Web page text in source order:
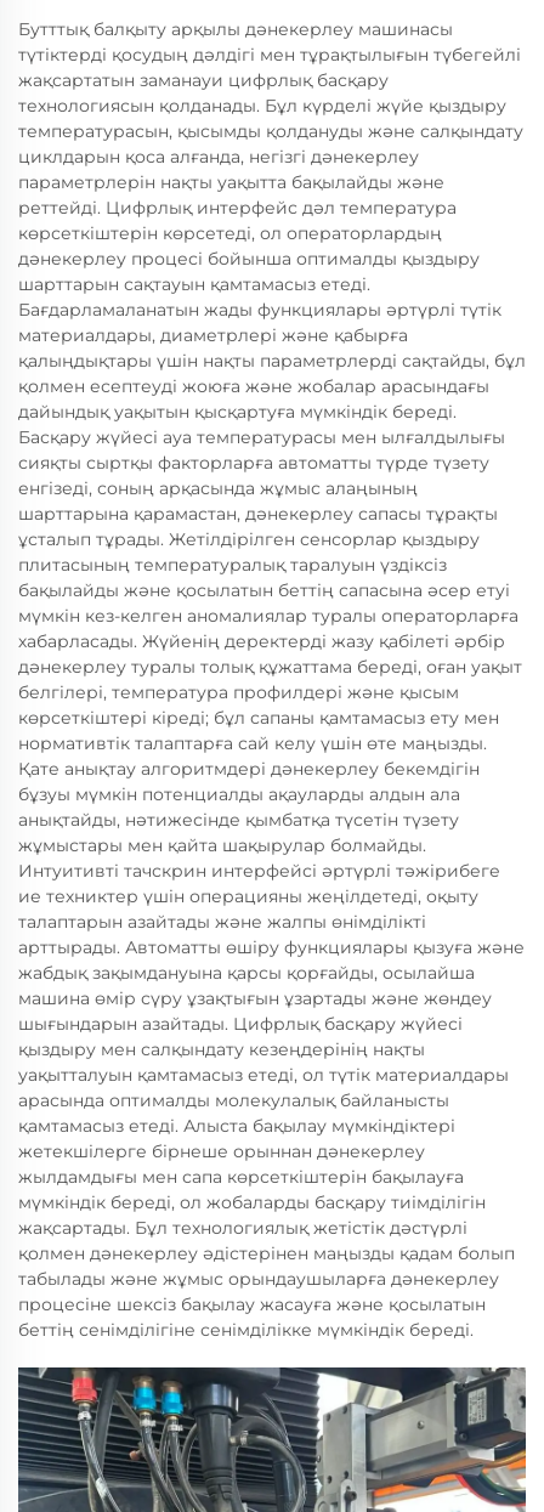
Бутттық балқыту арқылы дәнекерлеу машинасы
түтіктерді қосудың дәлдігі мен тұрақтылығын түбегейлі
жақсартатын заманауи цифрлық басқару
технологиясын қолданады. Бұл күрделі жүйе қыздыру
температурасын, қысымды қолдануды және салқындату
циклдарын қоса алғанда, негізгі дәнекерлеу
параметрлерін нақты уақытта бақылайды және
реттейді. Цифрлық интерфейс дәл температура
көрсеткіштерін көрсетеді, ол операторлардың
дәнекерлеу процесі бойынша оптималды қыздыру
шарттарын сақтауын қамтамасыз етеді.
Бағдарламаланатын жады функциялары әртүрлі түтік
материалдары, диаметрлері және қабырға
қалыңдықтары үшін нақты параметрлерді сақтайды, бұл
қолмен есептеуді жоюға және жобалар арасындағы
дайындық уақытын қысқартуға мүмкіндік береді.
Басқару жүйесі ауа температурасы мен ылғалдылығы
сияқты сыртқы факторларға автоматты түрде түзету
енгізеді, соның арқасында жұмыс алаңының
шарттарына қарамастан, дәнекерлеу сапасы тұрақты
ұсталып тұрады. Жетілдірілген сенсорлар қыздыру
плитасының температуралық таралуын үздіксіз
бақылайды және қосылатын беттің сапасына әсер етуі
мүмкін кез-келген аномалиялар туралы операторларға
хабарласады. Жүйенің деректерді жазу қабілеті әрбір
дәнекерлеу туралы толық құжаттама береді, оған уақыт
белгілері, температура профилдері және қысым
көрсеткіштері кіреді; бұл сапаны қамтамасыз ету мен
нормативтік талаптарға сай келу үшін өте маңызды.
Қате анықтау алгоритмдері дәнекерлеу бекемдігін
бұзуы мүмкін потенциалды ақауларды алдын ала
анықтайды, нәтижесінде қымбатқа түсетін түзету
жұмыстары мен қайта шақырулар болмайды.
Интуитивті тачскрин интерфейсі әртүрлі тәжірибеге
ие техниктер үшін операцияны жеңілдетеді, оқыту
талаптарын азайтады және жалпы өнімділікті
арттырады. Автоматты өшіру функциялары қызуға және
жабдық зақымдануына қарсы қорғайды, осылайша
машина өмір сүру ұзақтығын ұзартады және жөндеу
шығындарын азайтады. Цифрлық басқару жүйесі
қыздыру мен салқындату кезеңдерінің нақты
уақытталуын қамтамасыз етеді, ол түтік материалдары
арасында оптималды молекулалық байланысты
қамтамасыз етеді. Алыста бақылау мүмкіндіктері
жетекшілерге бірнеше орыннан дәнекерлеу
жылдамдығы мен сапа көрсеткіштерін бақылауға
мүмкіндік береді, ол жобаларды басқару тиімділігін
жақсартады. Бұл технологиялық жетістік дәстүрлі
қолмен дәнекерлеу әдістерінен маңызды қадам болып
табылады және жұмыс орындаушыларға дәнекерлеу
процесіне шексіз бақылау жасауға және қосылатын
беттің сенімділігіне сенімділікке мүмкіндік береді.